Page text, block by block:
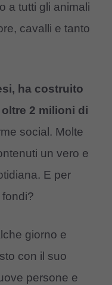
a tutti gli animali
cavalli e tanto
ha costruito
2 milioni di
social. Molte
un vero e
E per
giorno e
con il suo
persone e